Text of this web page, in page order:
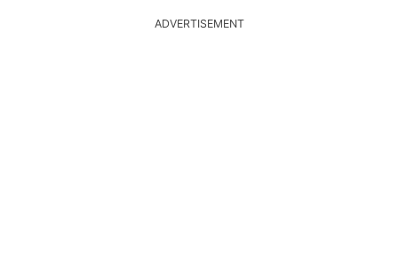
ADVERTISEMENT